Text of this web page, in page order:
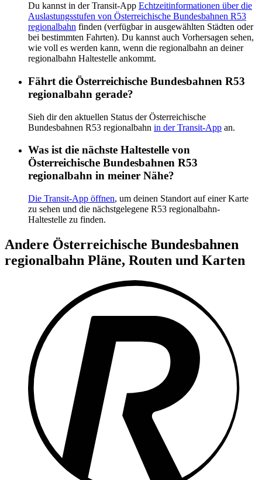
Du kannst in der Transit-App Echtzeitinformationen über die
Auslastungsstufen von Österreichische Bundesbahnen R53
regionalbahn finden (verfügbar in ausgewählten Städten oder
bei bestimmten Fahrten). Du kannst auch Vorhersagen sehen,
wie voll es werden kann, wenn die regionalbahn an deiner
regionalbahn Haltestelle ankommt.
Fährt die Österreichische Bundesbahnen R53
regionalbahn gerade?
Sieh dir den aktuellen Status der Österreichische
Bundesbahnen R53 regionalbahn in der Transit-App an.
Was ist die nächste Haltestelle von
Österreichische Bundesbahnen R53
regionalbahn in meiner Nähe?
Die Transit-App öffnen, um deinen Standort auf einer Karte
zu sehen und die nächstgelegene R53 regionalbahn-
Haltestelle zu finden.
Andere Österreichische Bundesbahnen
regionalbahn Pläne, Routen und Karten